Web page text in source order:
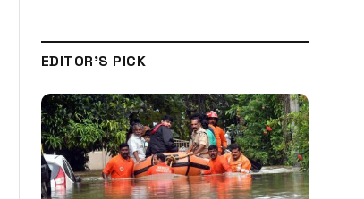
EDITOR'S PICK